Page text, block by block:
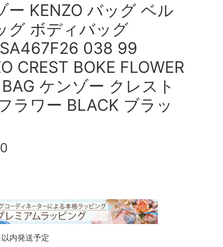
ー KENZO バッグ ベル
グ ボディバッグ
038 99
CREST BOKE FLOWER
ケンゾー クレスト
ラワー BLACK ブラッ
内発送予定